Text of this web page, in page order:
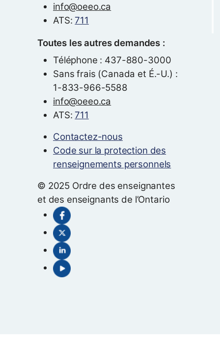
info@oeeo.ca
ATS: 711
Toutes les autres demandes :
Téléphone : 437-880-3000
Sans frais (Canada et É.-U.) :
1-833-966-5588
info@oeeo.ca
ATS: 711
Contactez-nous
Code sur la protection des
renseignements personnels
© 2025 Ordre des enseignantes
et des enseignants de l’Ontario